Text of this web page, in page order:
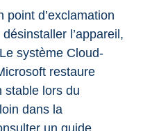
point d’exclamation
l’appareil,
système Cloud-
restaure
stable lors du
dans la
un guide